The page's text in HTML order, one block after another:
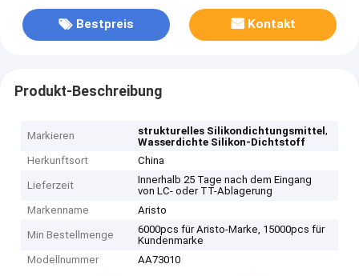
Bestpreis Kontakt
Produkt-Beschreibung
Markieren strukturelles Silikondichtungsmittel,
Wasserdichte Silikon-Dichtstoff
Herkunftsort
China
Lieferzeit
Innerhalb 25 Tage nach dem Eingang
von LC- oder TT-Ablagerung
Markenname
Aristo
Min Bestellmenge
6000pcs für Aristo-Marke, 15000pcs für
Kundenmarke
Modellnummer
AA73010